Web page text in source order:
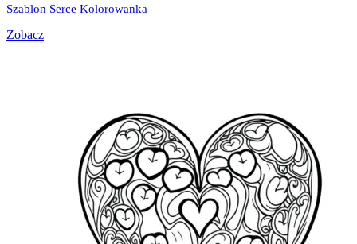
Szablon Serce Kolorowanka
Zobacz